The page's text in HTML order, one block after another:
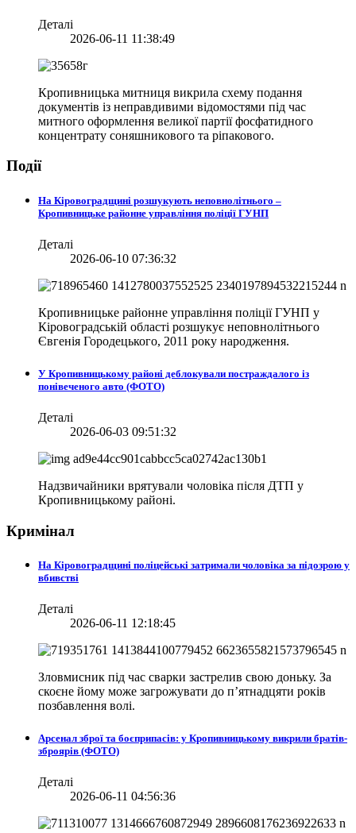
Деталі
2026-06-11 11:38:49
Кропивницька митниця викрила схему подання
документів із неправдивими відомостями під час
митного оформлення великої партії фосфатидного
концентрату соняшникового та ріпакового.
Події
На Кіровоградщині розшукують неповнолітнього –
Кропивницьке районне управління поліції ГУНП
Деталі
2026-06-10 07:36:32
Кропивницьке районне управління поліції ГУНП у
Кіровоградській області розшукує неповнолітнього
Євгенія Городецького, 2011 року народження.
У Кропивницькому районі деблокували постраждалого із
понівеченого авто (ФОТО)
Деталі
2026-06-03 09:51:32
Надзвичайники врятували чоловіка після ДТП у
Кропивницькому районі.
Кримінал
На Кіровоградщині поліцейські затримали чоловіка за підозрою у
вбивстві
Деталі
2026-06-11 12:18:45
Зловмисник під час сварки застрелив свою доньку. За
скоєне йому може загрожувати до п’ятнадцяти років
позбавлення волі.
Арсенал зброї та боєприпасів: у Кропивницькому викрили братів-
зброярів (ФОТО)
Деталі
2026-06-11 04:56:36